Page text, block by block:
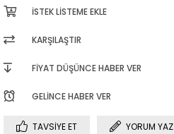
İSTEK LISTEME EKLE
KARŞILAŞTIR
FIYAT DÜŞÜNCE HABER VER
GELINCE HABER VER
TAVSIYE ET
YORUM YAZ